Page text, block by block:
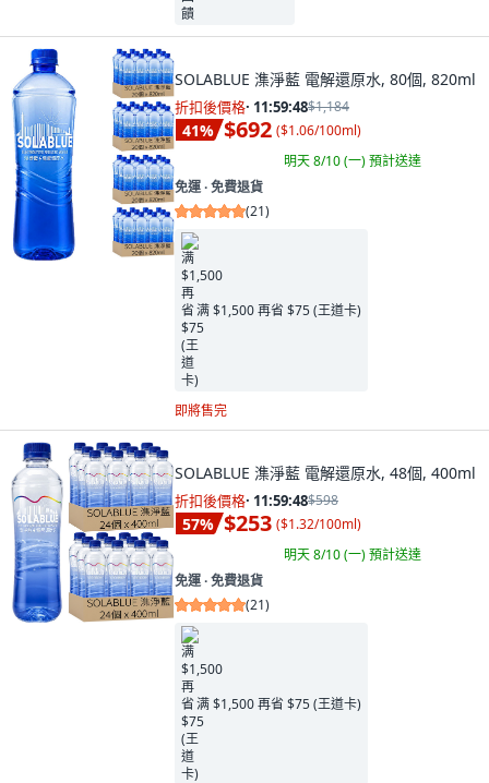
SOLABLUE 潗淨藍 電解還原水, 80個, 820ml
折扣後價格· 11:59:46$1,184
41% $692 ($1.06/100ml)
明天 8/10 (一)預計送達
免運 ∙ 免費退貨
(21)
满 $1,500 再省 $75 (王道卡)
即將售完
SOLABLUE 潗淨藍 電解還原水, 48個, 400ml
折扣後價格· 11:59:46$598
57% $253 ($1.32/100ml)
明天 8/10 (一)預計送達
免運 ∙ 免費退貨
(21)
满 $1,500 再省 $75 (王道卡)